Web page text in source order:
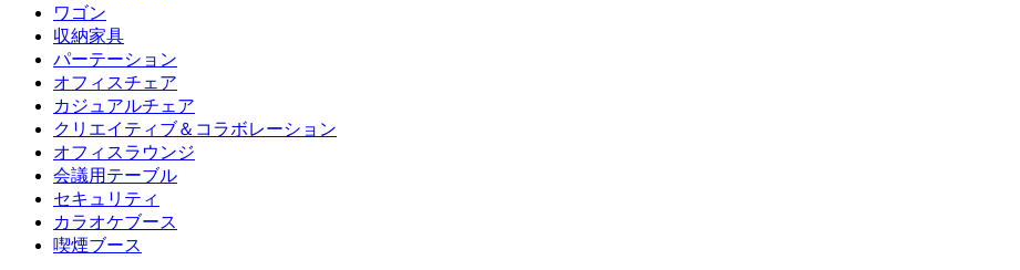
ワゴン
収納家具
パーテーション
オフィスチェア
カジュアルチェア
クリエイティブ＆コラボレーション
オフィスラウンジ
会議用テーブル
セキュリティ
カラオケブース
喫煙ブース